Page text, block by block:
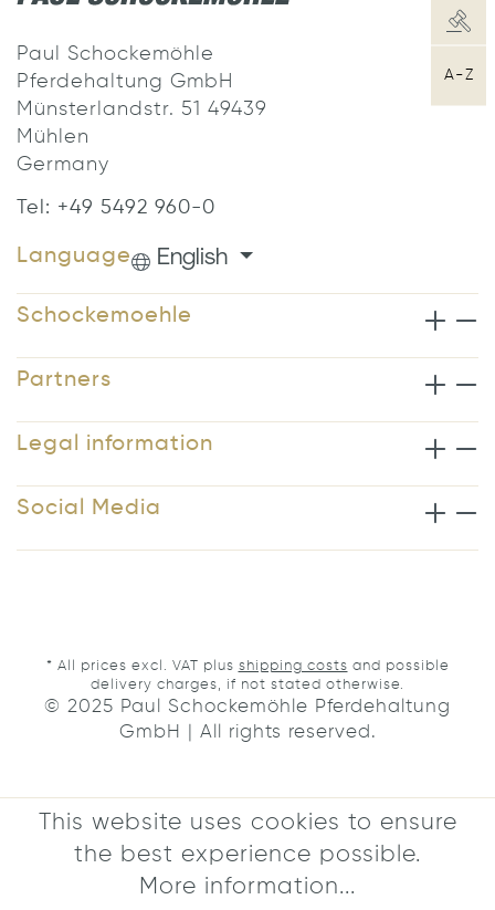
Paul Schockemöhle
Pferdehaltung GmbH
Münsterlandstr. 51 49439
Mühlen
Germany
Tel: +49 5492 960-0
Language English
Schockemoehle
Partners
Legal information
Social Media
* All prices excl. VAT plus shipping costs and possible
delivery charges, if not stated otherwise.
© 2025 Paul Schockemöhle Pferdehaltung
GmbH | All rights reserved.
A-Z
This website uses cookies to ensure
the best experience possible.
More information...